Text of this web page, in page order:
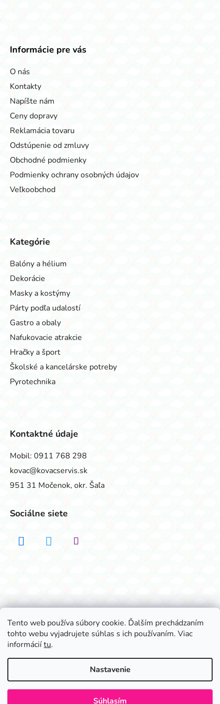
Tento web používa súbory cookie. Ďalším prechádzaním
tohto webu vyjadrujete súhlas s ich používaním. Viac
informáciítu.
Nastavenie
Súhlasím
Informácie pre vás
O nás
Kontakty
Napíšte nám
Ceny dopravy
Reklamácia tovaru
Odstúpenie od zmluvy
Obchodné podmienky
Podmienky ochrany osobných údajov
Veľkoobchod
Kategórie
Balóny a hélium
Dekorácie
Masky a kostýmy
Párty podľa udalostí
Gastro a obaly
Nafukovacie atrakcie
Hračky a šport
Školské a kancelárske potreby
Pyrotechnika
Kontaktné údaje
Mobil: 0911 768 298
kovac@kovacservis.sk
951 31 Močenok, okr. Šaľa
Sociálne siete
vyhradené.